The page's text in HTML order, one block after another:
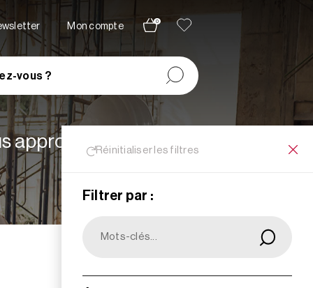
Mon compte
0
vous ?
Réinitialiser les filtres
Filtrer par :
appropriées à vos